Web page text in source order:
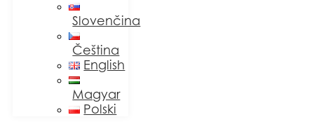
Slovenčina
Čeština
English
Magyar
Polski